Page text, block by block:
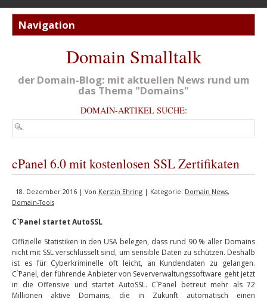
Domain Smalltalk
der Domain-Blog: mit aktuellen News rund um
das Thema "Domains"
DOMAIN-ARTIKEL SUCHE:
cPanel 6.0 mit kostenlosen SSL Zertifikaten
18. Dezember 2016 | Von Kerstin Ehring | Kategorie: Domain News,
Domain-Tools
C`Panel startet AutoSSL
Offizielle Statistiken in den USA belegen, dass rund 90 % aller Domains
nicht mit SSL verschlüsselt sind, um sensible Daten zu schützen. Deshalb
ist es für Cyberkriminelle oft leicht, an Kundendaten zu gelangen.
C`Panel, der führende Anbieter von Seververwaltungssoftware geht jetzt
in die Offensive und startet AutoSSL. C`Panel betreut mehr als 72
Millionen aktive Domains, die in Zukunft automatisch einen